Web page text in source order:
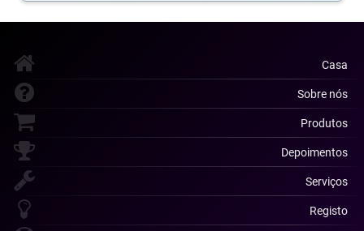
Casa
Sobre nós
Produtos
Depoimentos
Serviços
Registo